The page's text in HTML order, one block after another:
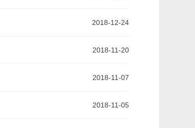
2018-12-24
2018-11-20
2018-11-07
2018-11-05